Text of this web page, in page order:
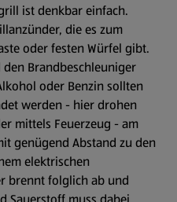
ist denkbar einfach.
die es zum
oder festen Würfel gibt.
Brandbeschleuniger
oder Benzin sollten
werden - hier drohen
mittels Feuerzeug - am
genügend Abstand zu den
elektrischen
brennt folglich ab und